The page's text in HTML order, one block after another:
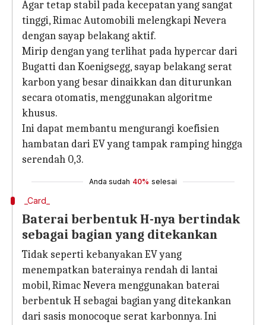
Agar tetap stabil pada kecepatan yang sangat
tinggi, Rimac Automobili melengkapi Nevera
dengan sayap belakang aktif.
Mirip dengan yang terlihat pada hypercar dari
Bugatti dan Koenigsegg, sayap belakang serat
karbon yang besar dinaikkan dan diturunkan
secara otomatis, menggunakan algoritme
khusus.
Ini dapat membantu mengurangi koefisien
hambatan dari EV yang tampak ramping hingga
serendah 0,3.
Anda sudah 40% selesai
_Card_
Baterai berbentuk H-nya bertindak
sebagai bagian yang ditekankan
Tidak seperti kebanyakan EV yang
menempatkan baterainya rendah di lantai
mobil, Rimac Nevera menggunakan baterai
berbentuk H sebagai bagian yang ditekankan
dari sasis monocoque serat karbonnya. Ini